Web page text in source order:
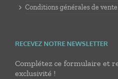
Conditions générales de vente
RECEVEZ NOTRE NEWSLETTER
Complétez ce formulaire et
exclusivité !